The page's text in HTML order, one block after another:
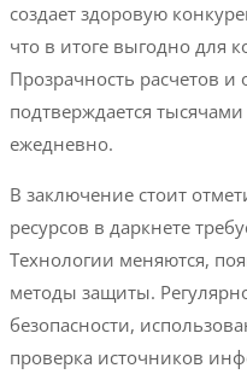
создает здоровую
что в итоге выгодно для
Прозрачность расчетов и
подтверждается
ежедневно.
В заключение стоит
ресурсов в даркнете
Технологии меняются,
методы защиты.
безопасности,
проверка источников